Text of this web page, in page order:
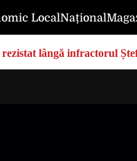
LocalNațional
rezistat lângă infractorul